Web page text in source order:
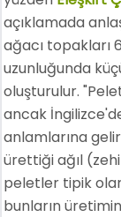
açıklamada
ağacı topakları
uzunluğunda
oluşturulur.
ancak
anlamlarına
ürettiği ağıl
peletler tipik
bunların